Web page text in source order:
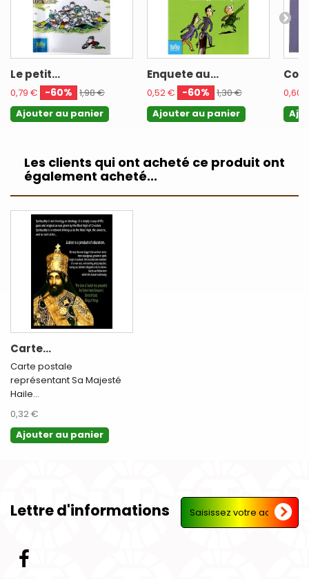
Le petit...
0,79 € -60% 1,98 €
Ajouter au panier
Enquete au...
0,52 € -60% 1,30 €
Ajouter au panier
0,60
Les clients qui ont acheté ce produit ont
également acheté...
Carte...
Carte postale
représentant Sa Majesté
Haile...
0,32 €
Ajouter au panier
Lettre d'informations